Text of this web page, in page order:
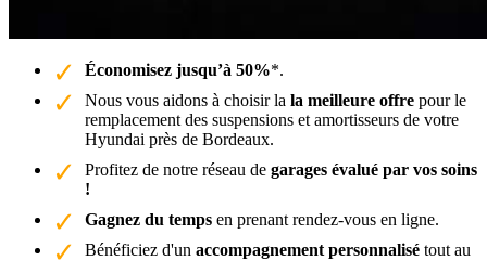
Économisez jusqu’à 50%*.
Nous vous aidons à choisir la la meilleure offre pour le
remplacement des suspensions et amortisseurs de votre
Hyundai près de Bordeaux.
Profitez de notre réseau de garages évalué par vos soins
!
Gagnez du temps en prenant rendez-vous en ligne.
Bénéficiez d'un accompagnement personnalisé tout au